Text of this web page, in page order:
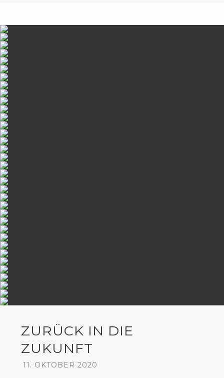
ZURÜCK IN DIE
ZUKUNFT
11. OKTOBER 2020